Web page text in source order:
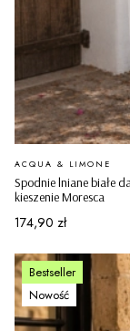
Spodnie lniane białe
kieszenie Moresca
PRODUCENT
ACQUA & LIMONE
Cena
174,90 zł
Bestseller
Nowość